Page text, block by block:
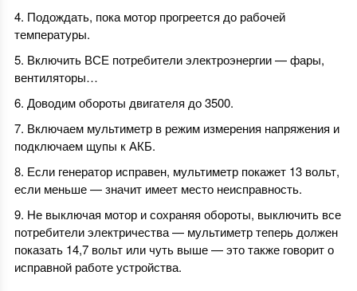
Подождать, пока мотор прогреется до рабочей
температуры.
Включить ВСЕ потребители электроэнергии — фары,
вентиляторы…
Доводим обороты двигателя до 3500.
Включаем мультиметр в режим измерения напряжения и
подключаем щупы к АКБ.
Если генератор исправен, мультиметр покажет 13 вольт,
если меньше — значит имеет место неисправность.
Не выключая мотор и сохраняя обороты, выключить все
потребители электричества — мультиметр теперь должен
показать 14,7 вольт или чуть выше — это также говорит о
исправной работе устройства.